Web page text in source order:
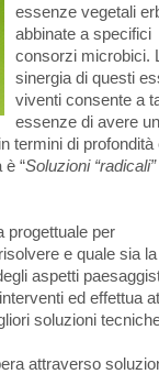
essenze vegetali
abbinate a specifici
consorzi microbici.
sinergia di questi
viventi consente a
essenze di avere un
termini di profondità
è “Soluzioni
progettuale per
e quale sia la
aspetti
ed effettua
soluzioni
attraverso